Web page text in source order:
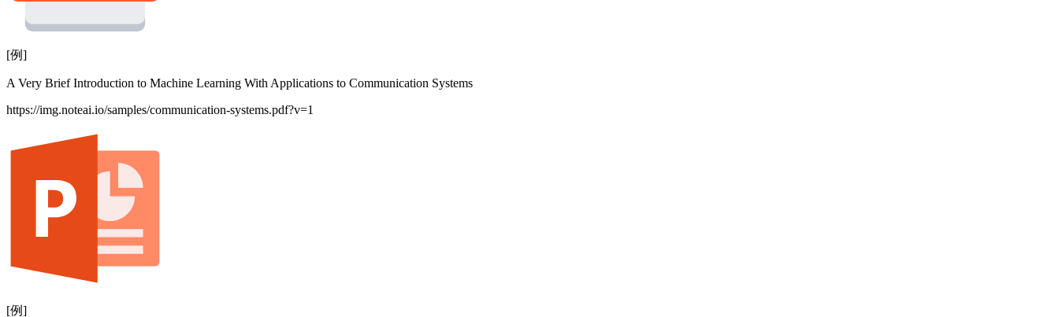
[例]
A Very Brief Introduction to Machine Learning With Applications to Communication Systems
https://img.noteai.io/samples/communication-systems.pdf?v=1
[例]